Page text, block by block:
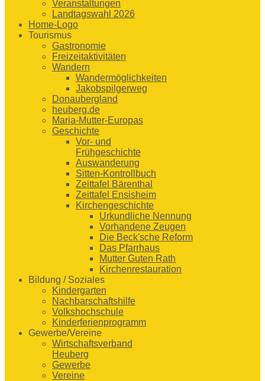
Veranstaltungen
Landtagswahl 2026
Home-Logo
Tourismus
Gastronomie
Freizeitaktivitäten
Wandern
Wandermöglichkeiten
Jakobspilgerweg
Donaubergland
heuberg.de
Maria-Mutter-Europas
Geschichte
Vor- und
Frühgeschichte
Auswanderung
Sitten-Kontrollbuch
Zeittafel Bärenthal
Zeittafel Ensisheim
Kirchengeschichte
Urkundliche Nennung
Vorhandene Zeugen
Die Beck'sche Reform
Das Pfarrhaus
Mutter Guten Rath
Kirchenrestauration
Bildung / Soziales
Kindergarten
Nachbarschaftshilfe
Volkshochschule
Kinderferienprogramm
Gewerbe/Vereine
Wirtschaftsverband
Heuberg
Gewerbe
Vereine